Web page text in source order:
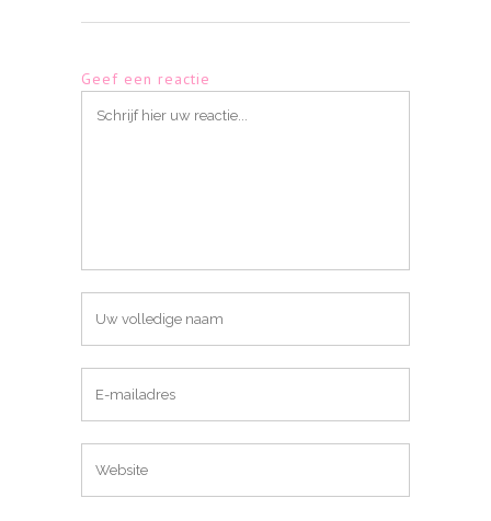
Geef een reactie